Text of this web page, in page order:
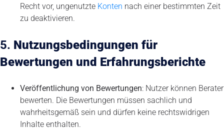
Recht vor, ungenutzte Konten nach einer bestimmten Zeit
zu deaktivieren.
5. Nutzungsbedingungen für
Bewertungen und Erfahrungsberichte
Veröffentlichung von Bewertungen: Nutzer können Berater
bewerten. Die Bewertungen müssen sachlich und
wahrheitsgemäß sein und dürfen keine rechtswidrigen
Inhalte enthalten.